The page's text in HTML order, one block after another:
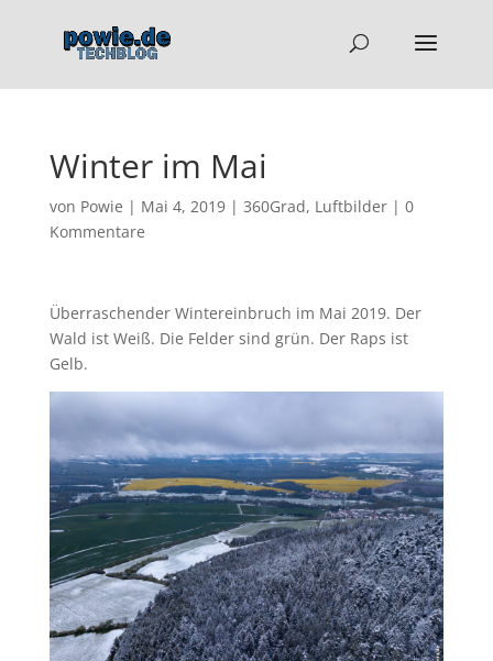
Winter im Mai
von Powie | Mai 4, 2019| 360Grad, Luftbilder| 0
Kommentare
Überraschender Wintereinbruch im Mai 2019. Der
Wald ist Weiß. Die Felder sind grün. Der Raps ist
Gelb.